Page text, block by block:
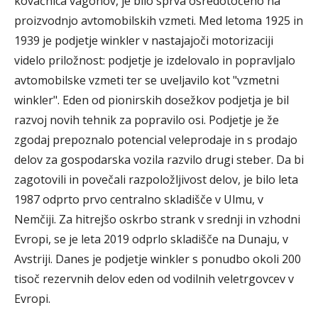
proizvodnjo avtomobilskih vzmeti. Med letoma 1925 in
1939 je podjetje winkler v nastajajoči motorizaciji
videlo priložnost: podjetje je izdelovalo in popravljalo
avtomobilske vzmeti ter se uveljavilo kot "vzmetni
winkler". Eden od pionirskih dosežkov podjetja je bil
razvoj novih tehnik za popravilo osi. Podjetje je že
zgodaj prepoznalo potencial veleprodaje in s prodajo
delov za gospodarska vozila razvilo drugi steber. Da bi
zagotovili in povečali razpoložljivost delov, je bilo leta
1987 odprto prvo centralno skladišče v Ulmu, v
Nemčiji. Za hitrejšo oskrbo strank v srednji in vzhodni
Evropi, se je leta 2019 odprlo skladišče na Dunaju, v
Avstriji. Danes je podjetje winkler s ponudbo okoli 200
tisoč rezervnih delov eden od vodilnih veletrgovcev v
Evropi.